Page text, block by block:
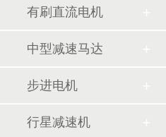
有刷直流电机
中型减速马达
步进电机
行星减速机